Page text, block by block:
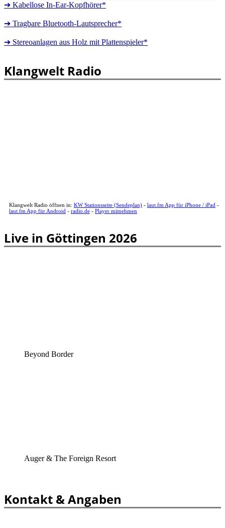
➔ Kabellose In-Ear-Kopfhörer*
➔ Tragbare Bluetooth-Lautsprecher*
➔ Stereoanlagen aus Holz mit Plattenspieler*
Klangwelt Radio
Klangwelt Radio öffnen in: KW Stationsseite (Sendeplan) - laut.fm App für iPhone / iPad -
laut.fm App für Android - radio.de - Player mitnehmen
Live in Göttingen 2026
Beyond Border
Auger & The Foreign Resort
Kontakt & Angaben